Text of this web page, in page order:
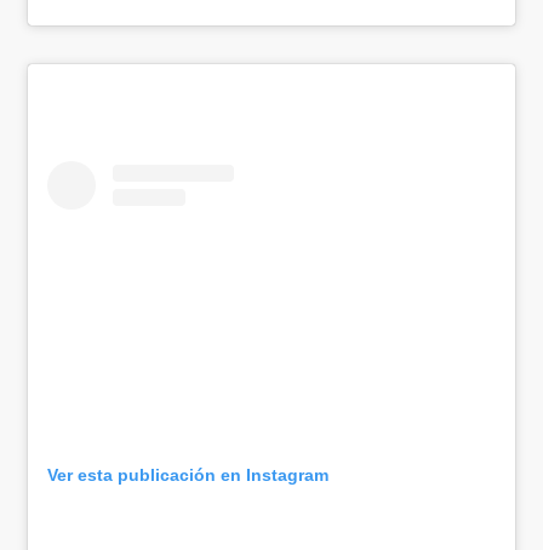
Ver esta publicación en Instagram